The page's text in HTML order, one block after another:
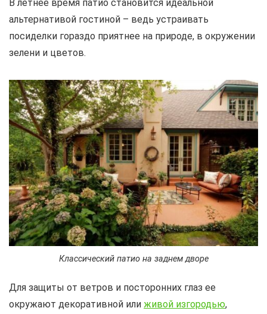
В летнее время патио становится идеальной
альтернативой гостиной – ведь устраивать
посиделки гораздо приятнее на природе, в окружении
зелени и цветов.
Классический патио на заднем дворе
Для защиты от ветров и посторонних глаз ее
окружают декоративной или живой изгородью,